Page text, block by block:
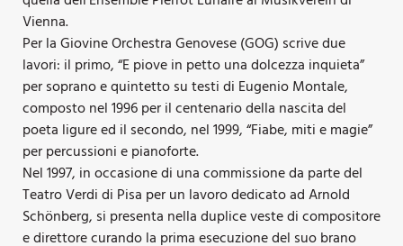
Vienna.
Per la Giovine Orchestra Genovese (GOG) scrive due
lavori: il primo, “E piove in petto una dolcezza inquieta”
per soprano e quintetto su testi di Eugenio Montale,
composto nel 1996 per il centenario della nascita del
poeta ligure ed il secondo, nel 1999, “Fiabe, miti e magie”
per percussioni e pianoforte.
Nel 1997, in occasione di una commissione da parte del
Teatro Verdi di Pisa per un lavoro dedicato ad Arnold
Schönberg, si presenta nella duplice veste di compositore
e direttore curando la prima esecuzione del suo brano